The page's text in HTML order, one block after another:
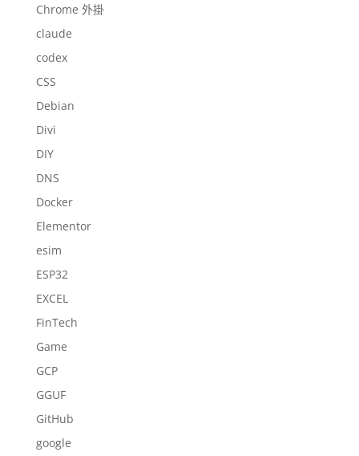
Chrome 外掛
claude
codex
CSS
Debian
Divi
DIY
DNS
Docker
Elementor
esim
ESP32
EXCEL
FinTech
Game
GCP
GGUF
GitHub
google